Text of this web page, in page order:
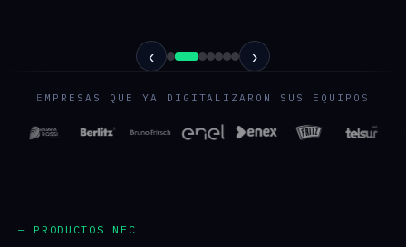
‹ ›
EMPRESAS QUE YA DIGITALIZARON SUS EQUIPOS
— PRODUCTOS NFC